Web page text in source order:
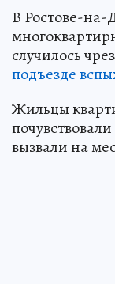
В Ростове-на-
случилось
подъезде
Жильцы
вызвали на